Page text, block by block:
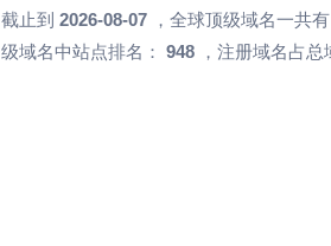
截止到 2026-08-07，全球顶级域名一共有
级域名中站点排名： 948，注册域名占总